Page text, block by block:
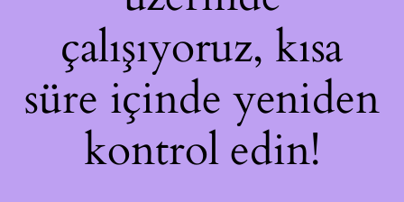
çalışıyoruz, kısa
süre içinde yeniden
kontrol edin!